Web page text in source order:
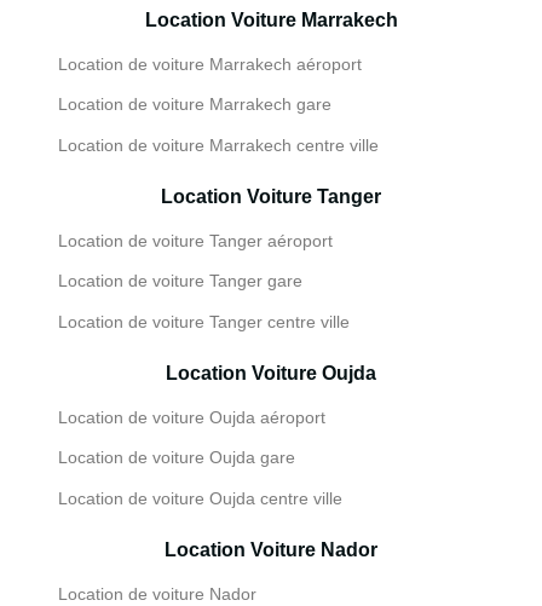
Location Voiture Marrakech
Location de voiture Marrakech aéroport
Location de voiture Marrakech gare
Location de voiture Marrakech centre ville
Location Voiture Tanger
Location de voiture Tanger aéroport
Location de voiture Tanger gare
Location de voiture Tanger centre ville
Location Voiture Oujda
Location de voiture Oujda aéroport
Location de voiture Oujda gare
Location de voiture Oujda centre ville
Location Voiture Nador
Location de voiture Nador